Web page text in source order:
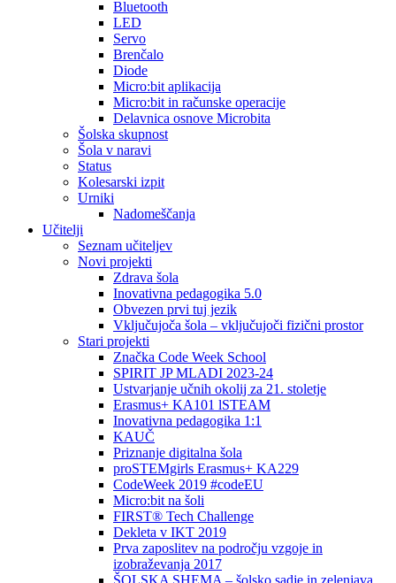
Bluetooth
LED
Servo
Brenčalo
Diode
Micro:bit aplikacija
Micro:bit in računske operacije
Delavnica osnove Microbita
Šolska skupnost
Šola v naravi
Status
Kolesarski izpit
Urniki
Nadomeščanja
Učitelji
Seznam učiteljev
Novi projekti
Zdrava šola
Inovativna pedagogika 5.0
Obvezen prvi tuj jezik
Vključujoča šola – vključujoči fizični prostor
Stari projekti
Značka Code Week School
SPIRIT JP MLADI 2023-24
Ustvarjanje učnih okolij za 21. stoletje
Erasmus+ KA101 lSTEAM
Inovativna pedagogika 1:1
KAUČ
Priznanje digitalna šola
proSTEMgirls Erasmus+ KA229
CodeWeek 2019 #codeEU
Micro:bit na šoli
FIRST® Tech Challenge
Dekleta v IKT 2019
Prva zaposlitev na področju vzgoje in
izobraževanja 2017
ŠOLSKA SHEMA – šolsko sadje in zelenjava